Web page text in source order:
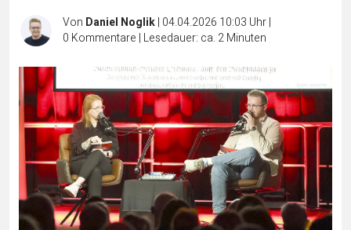
Von Daniel Noglik| 04.04.2026 10:03 Uhr|
0 Kommentare | Lesedauer: ca. 2 Minuten